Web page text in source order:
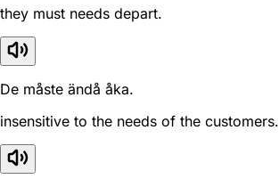
they must needs depart.
De måste ändå åka.
insensitive to the needs of the customers.